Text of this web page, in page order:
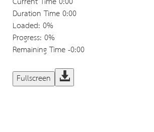
Duration Time0:00
Loaded: 0%
Progress: 0%
Remaining Time-0:00
Fullscreen